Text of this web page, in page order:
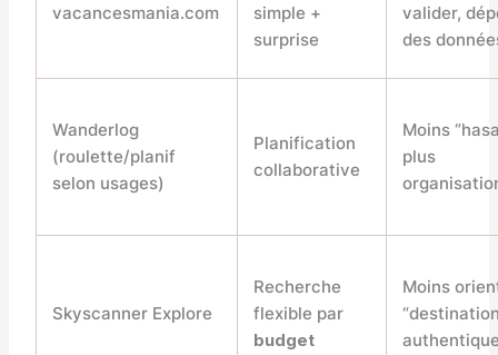
vacancesmania.com
simple +
surprise
valider,
des
Wanderlog
(roulette/planif
selon usages)
Planification
collaborative
Moins
plus
Skyscanner Explore
Recherche
flexible par
budget
Moins